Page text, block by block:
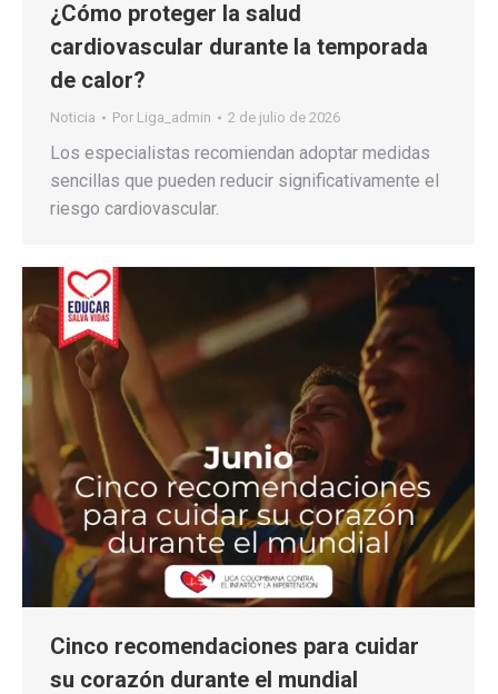
¿Cómo proteger la salud
cardiovascular durante la temporada
de calor?
Noticia Por Liga_admin 2 de julio de 2026
Los especialistas recomiendan adoptar medidas
sencillas que pueden reducir significativamente el
riesgo cardiovascular.
Cinco recomendaciones para cuidar
su corazón durante el mundial